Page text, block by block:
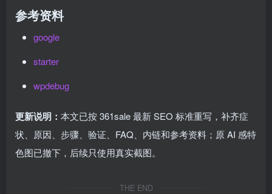
参考资料
google
starter
wpdebug
更新说明： 本文已按 361sale 最新 SEO 标准重写，补齐症
状、原因、步骤、验证、FAQ、内链和参考资料；原 AI 感特
色图已撤下，后续只使用真实截图。
THE END